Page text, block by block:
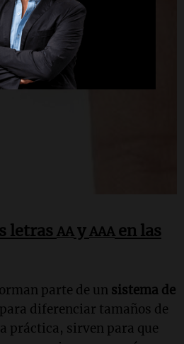
letras AAyAAAen las
parte de un sistema de
diferenciar tamaños de
práctica, sirven para que